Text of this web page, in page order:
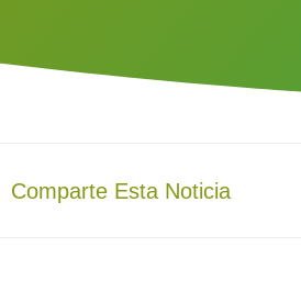
Comparte Esta Noticia